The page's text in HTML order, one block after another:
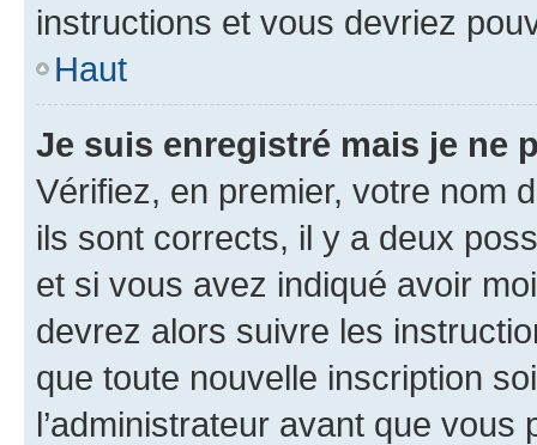
instructions et vous devriez
Haut
Je suis enregistré mais je ne
Vérifiez, en premier, votre nom
ils sont corrects, il y a deux
et si vous avez indiqué avoir
devrez alors suivre les
que toute nouvelle inscription
l’administrateur avant que